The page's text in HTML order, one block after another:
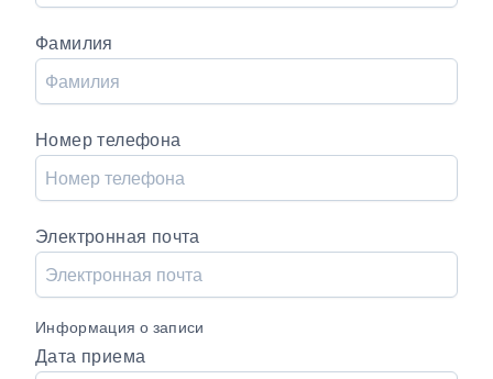
Фамилия
Номер телефона
Электронная почта
Информация о записи
Дата приема